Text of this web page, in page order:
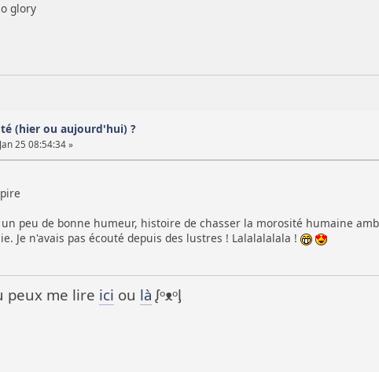
glory
(hier ou aujourd'hui) ?
25 08:54:34 »
peu de bonne humeur, histoire de chasser la morosité humaine
Je n'avais pas écouté depuis des lustres ! Lalalalalala !
peux me lire ici ou là ᶘᵒᴥᵒᶅ